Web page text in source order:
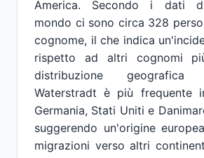
America. Secondo i dati
mondo ci sono circa 328
cognome, il che indica
rispetto ad altri cognomi
distribuzione
Waterstradt è più frequente
Germania, Stati Uniti e
suggerendo un'origine
migrazioni verso altri